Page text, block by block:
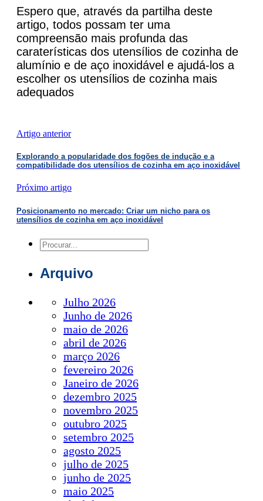
Espero que, através da partilha deste
artigo, todos possam ter uma
compreensão mais profunda das
caraterísticas dos utensílios de cozinha de
alumínio e de aço inoxidável e ajudá-los a
escolher os utensílios de cozinha mais
adequados
Artigo anterior
Explorando a popularidade dos fogões de indução e a
compatibilidade dos utensílios de cozinha em aço inoxidável
Próximo artigo
Posicionamento no mercado: Criar um nicho para os
utensílios de cozinha em aço inoxidável
Pesquisar
Arquivo
Julho 2026
Junho de 2026
maio de 2026
abril de 2026
março 2026
fevereiro 2026
Janeiro de 2026
dezembro 2025
novembro 2025
outubro 2025
setembro 2025
agosto 2025
julho de 2025
junho de 2025
maio 2025